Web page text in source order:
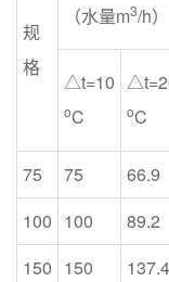
规
格
（水量m3/h）
△t=10
oC oC
75 75 66.9
100 100 89.2
150 150 137.4